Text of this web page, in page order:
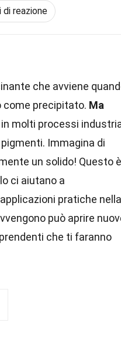
di reazione
che avviene
come precipitato. Ma
molti processi
Immagina di
un solido! Questo è
ci aiutano a
pratiche nella
può aprire
che ti faranno